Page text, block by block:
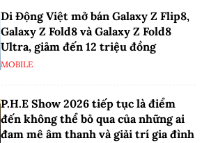
Di Động Việt mở bán Galaxy Z Flip8,
Galaxy Z Fold8 và Galaxy Z Fold8
Ultra, giảm đến 12 triệu đồng
MOBILE
P.H.E Show 2026 tiếp tục là điểm
đến không thể bỏ qua của những ai
đam mê âm thanh và giải trí gia đình